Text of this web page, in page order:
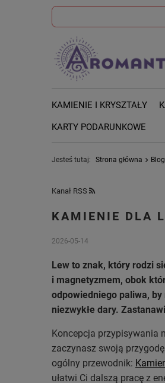
KAMIENIE I KRYSZTAŁY
KARTY PODARUNKOWE
Jesteś tutaj: Strona główna Blog
Kanał RSS
KAMIENIE DLA
2026-05-14
Lew to znak, który rodzi
i magnetyzmem, obok
odpowiedniego paliwa,
niezwykłe dary.
Koncepcja przypisywania
zaczynasz swoją
ogólny przewodnik:
ułatwi Ci dalszą pracę z